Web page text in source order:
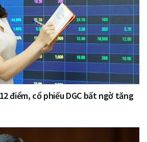
điểm, cổ phiếu DGC bất ngờ tăng